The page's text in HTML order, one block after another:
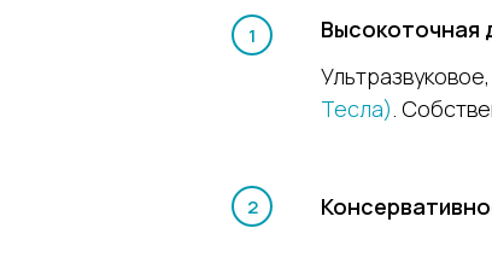
Высокоточная
Ультразвуковое,
Тесла).